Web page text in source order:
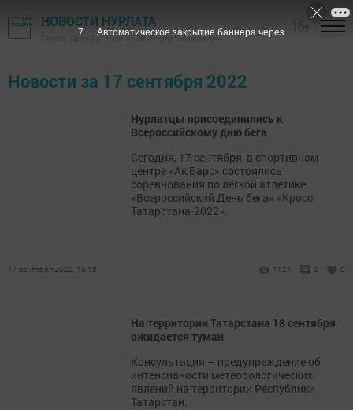
НОВОСТИ НУРЛАТА
Газета "Дружба", Нурлат ТВ - Нурлатский район
Новости за 17 сентября 2022
Нурлатцы присоединились к
Всероссийскому дню бега
Сегодня, 17 сентября, в спортивном
центре «Ак Барс» состоялись
соревнования по лёгкой атлетике
«Всероссийский День бега» «Кросс
Татарстана-2022».
17 сентября 2022, 18:15 1121 0 0
На территории Татарстана 18 сентября
ожидается туман
Консультация – предупреждение об
интенсивности метеорологических
явлений на территории Республики
Татарстан.
6 Автоматическое закрытие баннера через